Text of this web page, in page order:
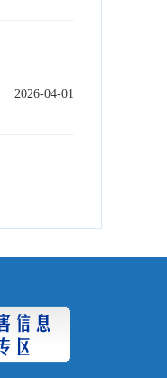
2026-04-01